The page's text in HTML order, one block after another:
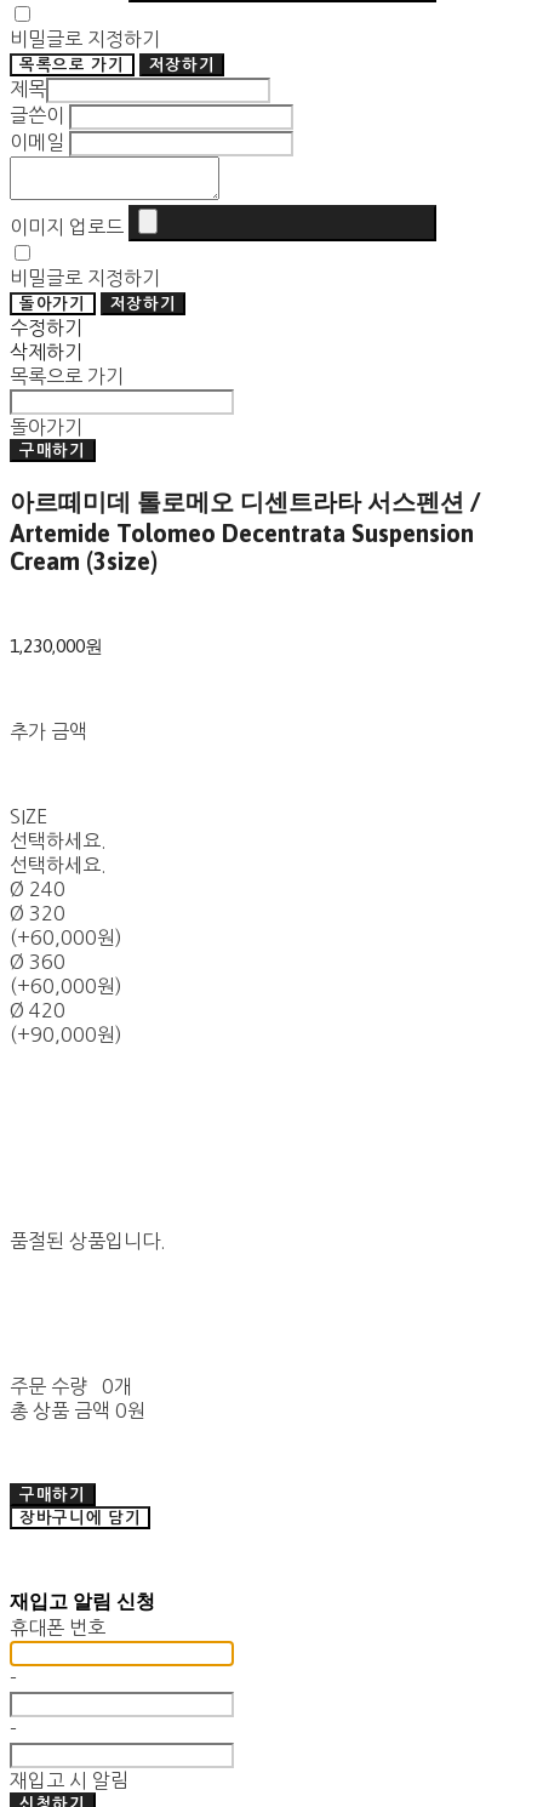
비밀글로 지정하기
목록으로 가기 저장하기
제목
글쓴이
이메일
이미지 업로드
비밀글로 지정하기
돌아가기 저장하기
수정하기
삭제하기
목록으로 가기
돌아가기
구매하기
아르떼미데 톨로메오 디센트라타 서스펜션 /
Artemide Tolomeo Decentrata Suspension
Cream (3size)
1,230,000원
추가 금액
SIZE
선택하세요.
선택하세요.
Ø 240
Ø 320
(+60,000원)
Ø 360
(+60,000원)
Ø 420
(+90,000원)
품절된 상품입니다.
주문 수량
0개
총 상품 금액 0원
구매하기
장바구니에 담기
재입고 알림 신청
휴대폰 번호
-
-
재입고 시 알림